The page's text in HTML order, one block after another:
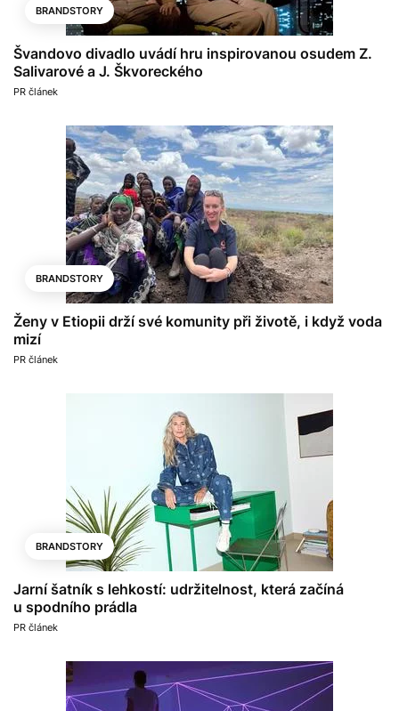
BRANDSTORY
Švandovo divadlo uvádí hru inspirovanou osudem Z.
Salivarové a J. Škvoreckého
PR článek
BRANDSTORY
Ženy v Etiopii drží své komunity při životě, i když voda
mizí
PR článek
BRANDSTORY
Jarní šatník s lehkostí: udržitelnost, která začíná
u spodního prádla
PR článek